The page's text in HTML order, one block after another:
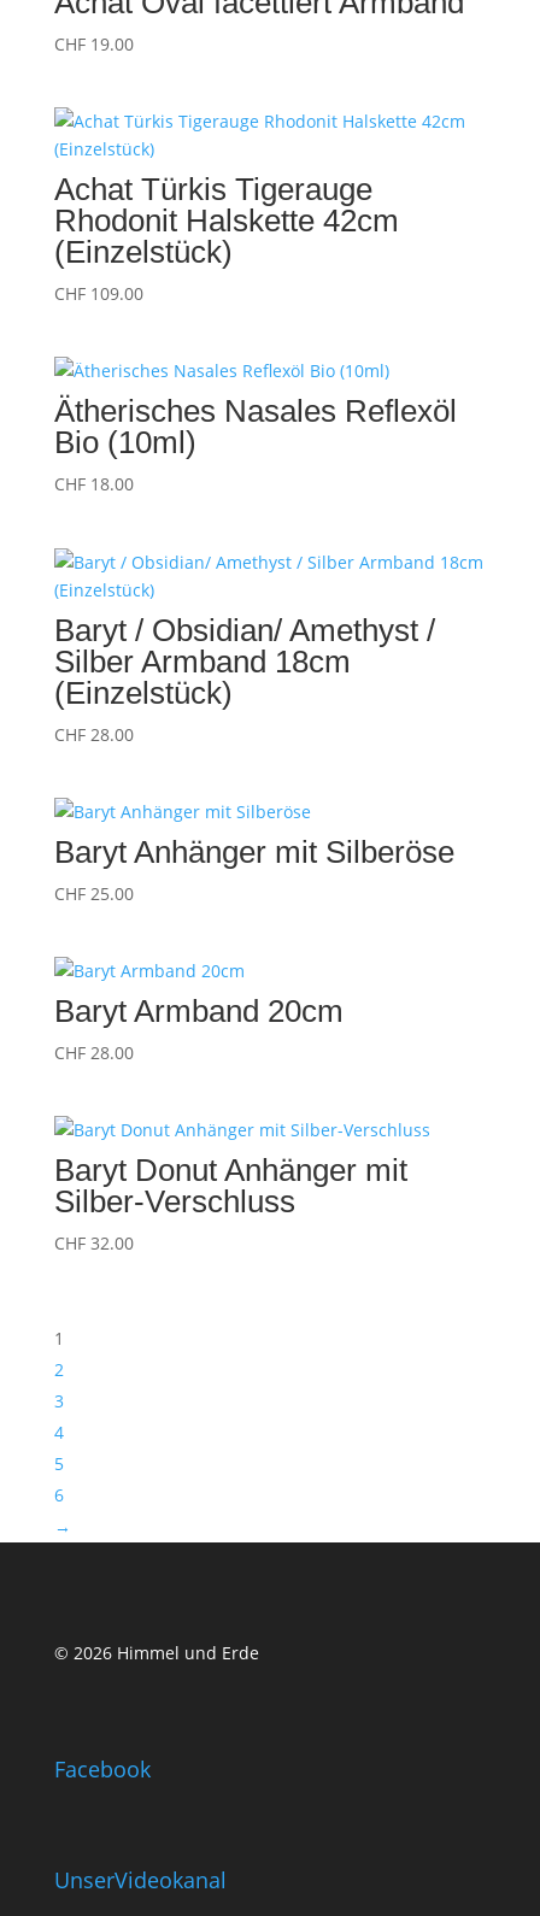
CHF19.00
Achat Türkis Tigerauge
Rhodonit Halskette 42cm
(Einzelstück)
CHF109.00
Ätherisches Nasales Reflexöl
Bio (10ml)
CHF18.00
Baryt / Obsidian/ Amethyst /
Silber Armband 18cm
(Einzelstück)
CHF28.00
Baryt Anhänger mit Silberöse
CHF25.00
Baryt Armband 20cm
CHF28.00
Baryt Donut Anhänger mit
Silber-Verschluss
CHF32.00
1
2
3
4
5
6
→
© 2026 Himmel und Erde
Facebook
UnserVideokanal